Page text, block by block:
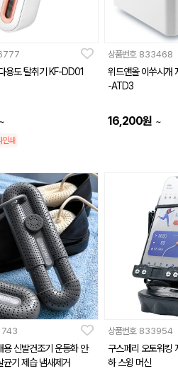
용도 탈취기 KF-DD01
~
인쇄
상품번호 833468
위드앤올 이쑤시개
-ATD3
16,200원 ~
용 신발건조기 운동화 안
균기 제습 냄새제거
상품번호 833954
구스페리 오토워킹
하 스윙 머신